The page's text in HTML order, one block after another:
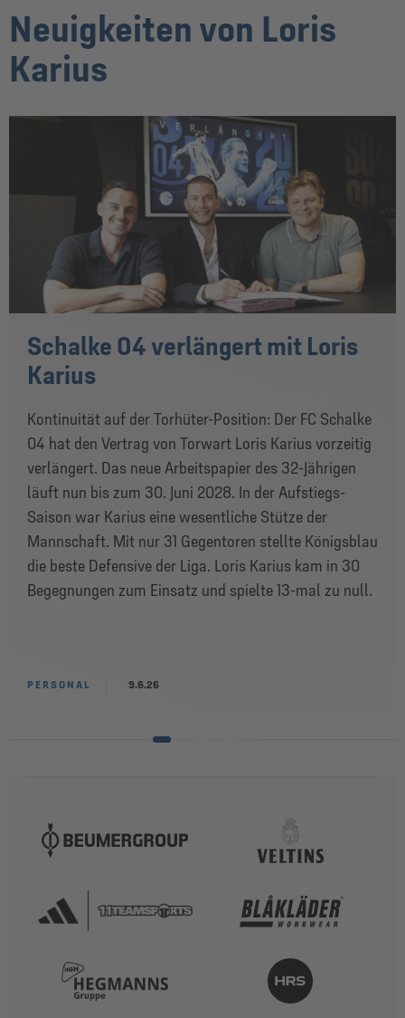
Neuigkeiten von Loris
Karius
Schalke 04 verlängert mit Loris
Karius
Kontinuität auf der Torhüter-Position: Der FC Schalke
04 hat den Vertrag von Torwart Loris Karius vorzeitig
verlängert. Das neue Arbeitspapier des 32-Jährigen
läuft nun bis zum 30. Juni 2028. In der Aufstiegs-
Saison war Karius eine wesentliche Stütze der
Mannschaft. Mit nur 31 Gegentoren stellte Königsblau
die beste Defensive der Liga. Loris Karius kam in 30
Begegnungen zum Einsatz und spielte 13-mal zu null.
PERSONAL 9.6.26